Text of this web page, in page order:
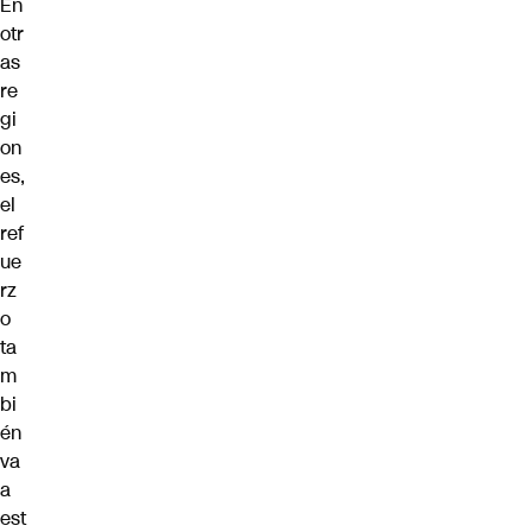
otr
as
re
gi
on
es,
el
ref
ue
rz
o
ta
m
bi
én
va
a
est